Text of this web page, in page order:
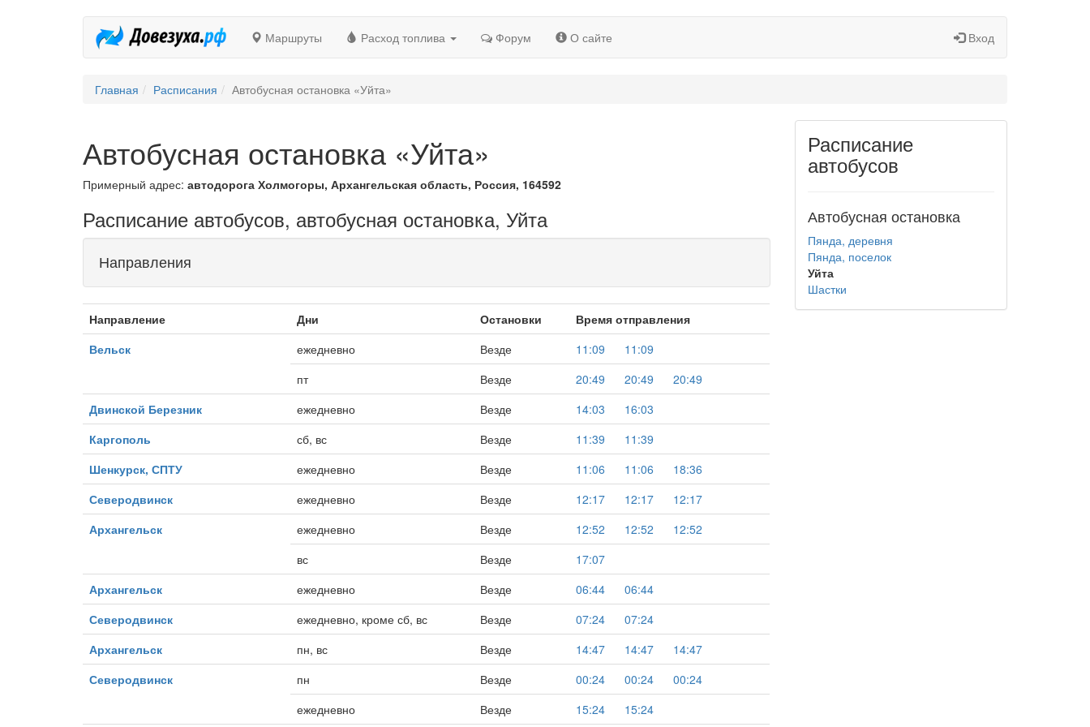
Маршруты Расход топлива Форум О сайте Вход
Главная Расписания Автобусная остановка «Уйта»
Автобусная остановка «Уйта»
Примерный адрес: автодорога Холмогоры, Архангельская область, Россия, 164592
Расписание автобусов, автобусная остановка, Уйта
Направления
Направление Дни Остановки
Время отправления
Вельск
ежедневно Везде 11:09
11:09
пт
Везде 20:49 20:49
20:49
Двинской Березник
ежедневно Везде 14:03
16:03
Каргополь
сб, вс Везде 11:39
11:39
Шенкурск, СПТУ
ежедневно Везде 11:06 11:06
18:36
Северодвинск
ежедневно Везде 12:17 12:17
12:17
Архангельск
ежедневно Везде 12:52 12:52
12:52
вс
Везде
17:07
Архангельск
ежедневно Везде 06:44
06:44
Северодвинск
ежедневно, кроме сб, вс Везде 07:24
07:24
Архангельск
пн, вс Везде 14:47 14:47
14:47
Северодвинск
пн Везде 00:24 00:24
00:24
ежедневно
Везде 15:24
15:24
Расписание
автобусов
Автобусная остановка
Пянда, деревня
Пянда, поселок
Уйта
Шастки